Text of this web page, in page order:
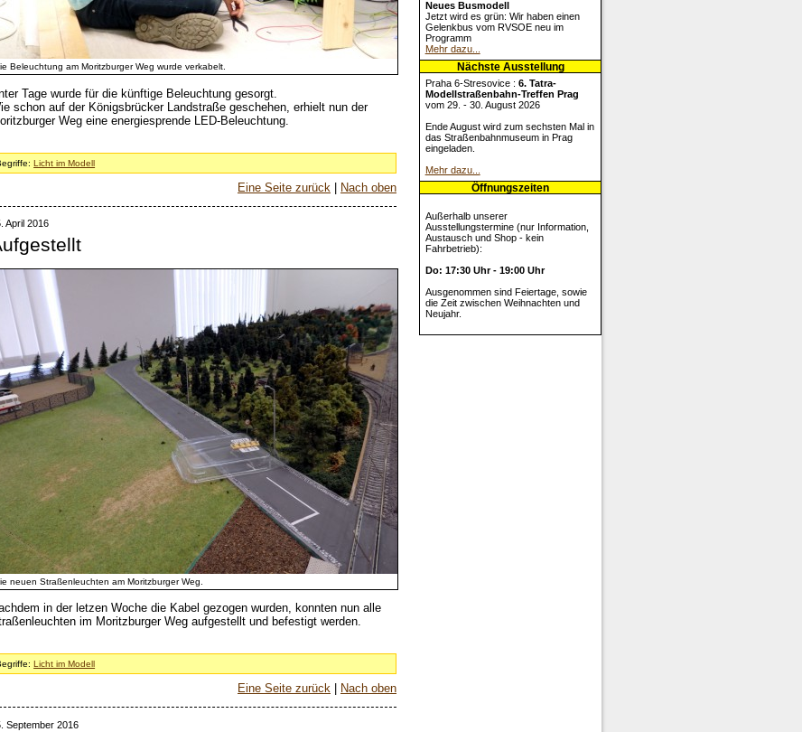
Neues Busmodell
Jetzt wird es grün: Wir haben einen
Gelenkbus vom RVSOE neu im
Programm
Mehr dazu...
Nächste Ausstellung
Praha 6-Stresovice : 6. Tatra-
Modellstraßenbahn-Treffen Prag
vom 29. - 30. August 2026
Ende August wird zum sechsten Mal in
das Straßenbahnmuseum in Prag
eingeladen.
Mehr dazu...
Öffnungszeiten
Außerhalb unserer
Ausstellungstermine (nur Information,
Austausch und Shop - kein
Fahrbetrieb):
Do: 17:30 Uhr - 19:00 Uhr
Ausgenommen sind Feiertage, sowie
die Zeit zwischen Weihnachten und
Neujahr.
Beleuchtung am Moritzburger Weg wurde verkabelt.
Tage wurde für die künftige Beleuchtung gesorgt.
schon auf der Königsbrücker Landstraße geschehen, erhielt nun der
Weg eine energiesprende LED-Beleuchtung.
Licht im Modell
Eine Seite zurück Nach oben
April 2016
neuen Straßenleuchten am Moritzburger Weg.
in der letzen Woche die Kabel gezogen wurden, konnten nun alle
im Moritzburger Weg aufgestellt und befestigt werden.
Licht im Modell
Eine Seite zurück Nach oben
September 2016